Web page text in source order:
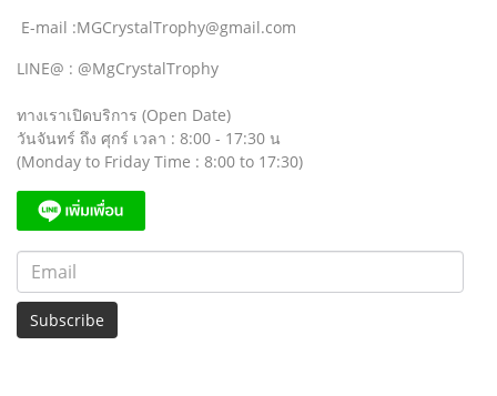
E-mail :MGCrystalTrophy@gmail.com
LINE@ : @MgCrystalTrophy
ทางเราเปิดบริการ (Open Date)
วันจันทร์ ถึง ศุกร์ เวลา : 8:00 - 17:30 น
(Monday to Friday Time : 8:00 to 17:30)
Subscribe